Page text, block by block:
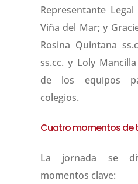
Representante Legal
Viña del Mar; y
Rosina Quintana
ss.cc. y Loly
de los equipos
colegios.
Cuatro momentos de
La jornada se
momentos clave: